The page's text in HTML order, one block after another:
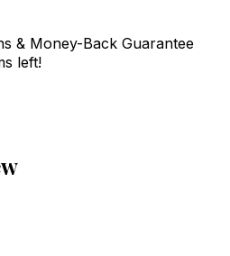
& Money-Back Guarantee
left!